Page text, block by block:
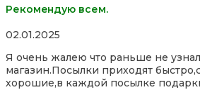
Рекомендую всем.
Rated
out
of
5
02.01.2025
Я очень жалею что раньше не
магазин.Посылки приходят
хорошие,в каждой посылке